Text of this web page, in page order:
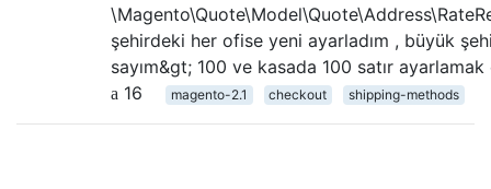
şehirdeki her ofise yeni ayarladım , büyük
sayım&gt; 100 ve kasada 100 satır
16
magento-2.1 checkout shipping-methods